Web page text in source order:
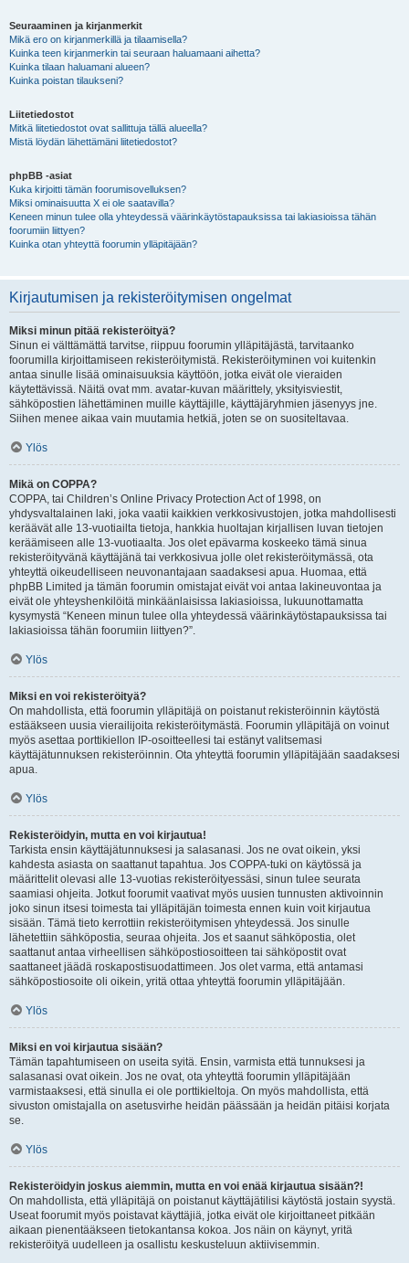
Seuraaminen ja kirjanmerkit
Mikä ero on kirjanmerkillä ja tilaamisella?
Kuinka teen kirjanmerkin tai seuraan haluamaani aihetta?
Kuinka tilaan haluamani alueen?
Kuinka poistan tilaukseni?
Liitetiedostot
Mitkä liitetiedostot ovat sallittuja tällä alueella?
Mistä löydän lähettämäni liitetiedostot?
phpBB -asiat
Kuka kirjoitti tämän foorumisovelluksen?
Miksi ominaisuutta X ei ole saatavilla?
Keneen minun tulee olla yhteydessä väärinkäytöstapauksissa tai lakiasioissa tähän
foorumiin liittyen?
Kuinka otan yhteyttä foorumin ylläpitäjään?
Kirjautumisen ja rekisteröitymisen ongelmat
Miksi minun pitää rekisteröityä?
Sinun ei välttämättä tarvitse, riippuu foorumin ylläpitäjästä, tarvitaanko
foorumilla kirjoittamiseen rekisteröitymistä. Rekisteröityminen voi kuitenkin
antaa sinulle lisää ominaisuuksia käyttöön, jotka eivät ole vieraiden
käytettävissä. Näitä ovat mm. avatar-kuvan määrittely, yksityisviestit,
sähköpostien lähettäminen muille käyttäjille, käyttäjäryhmien jäsenyys jne.
Siihen menee aikaa vain muutamia hetkiä, joten se on suositeltavaa.
Ylös
Mikä on COPPA?
COPPA, tai Children’s Online Privacy Protection Act of 1998, on
yhdysvaltalainen laki, joka vaatii kaikkien verkkosivustojen, jotka mahdollisesti
keräävät alle 13-vuotiailta tietoja, hankkia huoltajan kirjallisen luvan tietojen
keräämiseen alle 13-vuotiaalta. Jos olet epävarma koskeeko tämä sinua
rekisteröityvänä käyttäjänä tai verkkosivua jolle olet rekisteröitymässä, ota
yhteyttä oikeudelliseen neuvonantajaan saadaksesi apua. Huomaa, että
phpBB Limited ja tämän foorumin omistajat eivät voi antaa lakineuvontaa ja
eivät ole yhteyshenkilöitä minkäänlaisissa lakiasioissa, lukuunottamatta
kysymystä “Keneen minun tulee olla yhteydessä väärinkäytöstapauksissa tai
lakiasioissa tähän foorumiin liittyen?”.
Ylös
Miksi en voi rekisteröityä?
On mahdollista, että foorumin ylläpitäjä on poistanut rekisteröinnin käytöstä
estääkseen uusia vierailijoita rekisteröitymästä. Foorumin ylläpitäjä on voinut
myös asettaa porttikiellon IP-osoitteellesi tai estänyt valitsemasi
käyttäjätunnuksen rekisteröinnin. Ota yhteyttä foorumin ylläpitäjään saadaksesi
apua.
Ylös
Rekisteröidyin, mutta en voi kirjautua!
Tarkista ensin käyttäjätunnuksesi ja salasanasi. Jos ne ovat oikein, yksi
kahdesta asiasta on saattanut tapahtua. Jos COPPA-tuki on käytössä ja
määrittelit olevasi alle 13-vuotias rekisteröityessäsi, sinun tulee seurata
saamiasi ohjeita. Jotkut foorumit vaativat myös uusien tunnusten aktivoinnin
joko sinun itsesi toimesta tai ylläpitäjän toimesta ennen kuin voit kirjautua
sisään. Tämä tieto kerrottiin rekisteröitymisen yhteydessä. Jos sinulle
lähetettiin sähköpostia, seuraa ohjeita. Jos et saanut sähköpostia, olet
saattanut antaa virheellisen sähköpostiosoitteen tai sähköpostit ovat
saattaneet jäädä roskapostisuodattimeen. Jos olet varma, että antamasi
sähköpostiosoite oli oikein, yritä ottaa yhteyttä foorumin ylläpitäjään.
Ylös
Miksi en voi kirjautua sisään?
Tämän tapahtumiseen on useita syitä. Ensin, varmista että tunnuksesi ja
salasanasi ovat oikein. Jos ne ovat, ota yhteyttä foorumin ylläpitäjään
varmistaaksesi, että sinulla ei ole porttikieltoja. On myös mahdollista, että
sivuston omistajalla on asetusvirhe heidän päässään ja heidän pitäisi korjata
se.
Ylös
Rekisteröidyin joskus aiemmin, mutta en voi enää kirjautua sisään?!
On mahdollista, että ylläpitäjä on poistanut käyttäjätilisi käytöstä jostain syystä.
Useat foorumit myös poistavat käyttäjiä, jotka eivät ole kirjoittaneet pitkään
aikaan pienentääkseen tietokantansa kokoa. Jos näin on käynyt, yritä
rekisteröityä uudelleen ja osallistu keskusteluun aktiivisemmin.